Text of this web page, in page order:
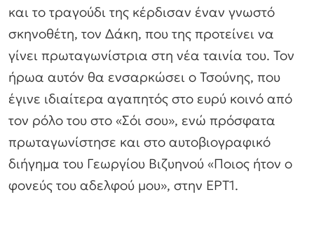
και το τραγούδι της κέρδισαν έναν γνωστό
σκηνοθέτη, τον Δάκη, που της προτείνει να
γίνει πρωταγωνίστρια στη νέα ταινία του. Τον
ήρωα αυτόν θα ενσαρκώσει ο Τσούνης, που
έγινε ιδιαίτερα αγαπητός στο ευρύ κοινό από
τον ρόλο του στο «Σόι σου», ενώ πρόσφατα
πρωταγωνίστησε και στο αυτοβιογραφικό
διήγημα του Γεωργίου Βιζυηνού «Ποιος ήτον ο
φονεύς του αδελφού μου», στην ΕΡΤ1.